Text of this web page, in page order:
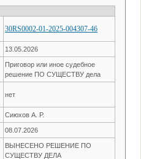
30RS0002-01-2025-004307-46
13.05.2026
Приговор или иное судебное
решение ПО СУЩЕСТВУ дела
нет
Сиюхов А. Р.
08.07.2026
ВЫНЕСЕНО РЕШЕНИЕ ПО
СУЩЕСТВУ ДЕЛА